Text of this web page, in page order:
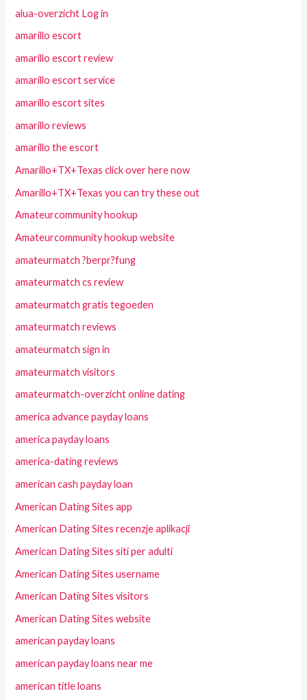
alua-overzicht Log in
amarillo escort
amarillo escort review
amarillo escort service
amarillo escort sites
amarillo reviews
amarillo the escort
Amarillo+TX+Texas click over here now
Amarillo+TX+Texas you can try these out
Amateurcommunity hookup
Amateurcommunity hookup website
amateurmatch ?berpr?fung
amateurmatch cs review
amateurmatch gratis tegoeden
amateurmatch reviews
amateurmatch sign in
amateurmatch visitors
amateurmatch-overzicht online dating
america advance payday loans
america payday loans
america-dating reviews
american cash payday loan
American Dating Sites app
American Dating Sites recenzje aplikacji
American Dating Sites siti per adulti
American Dating Sites username
American Dating Sites visitors
American Dating Sites website
american payday loans
american payday loans near me
american title loans